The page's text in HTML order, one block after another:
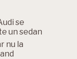
se
un sedan
nu la